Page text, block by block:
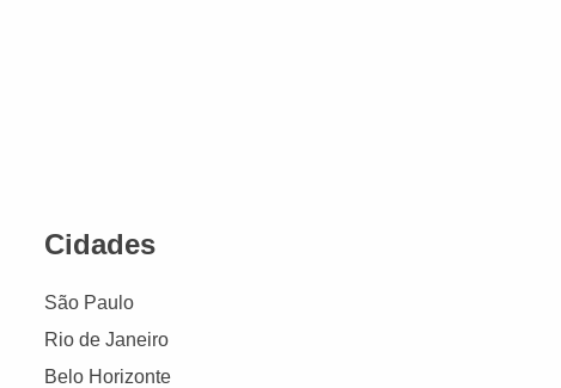
Cidades
São Paulo
Rio de Janeiro
Belo Horizonte